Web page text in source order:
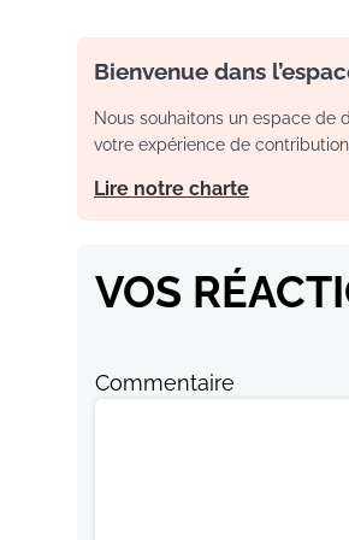
Bienvenue dans
Nous souhaitons un espace de
votre expérience de
Lire notre charte
VOS
Commentaire